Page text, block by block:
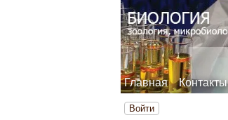
Главная Контакты
Войти